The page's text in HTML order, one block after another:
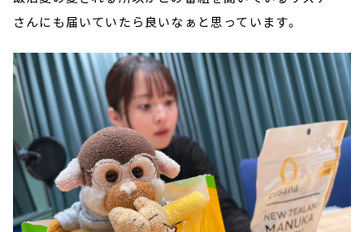
さんにも届いていたら良いなぁと思っています。